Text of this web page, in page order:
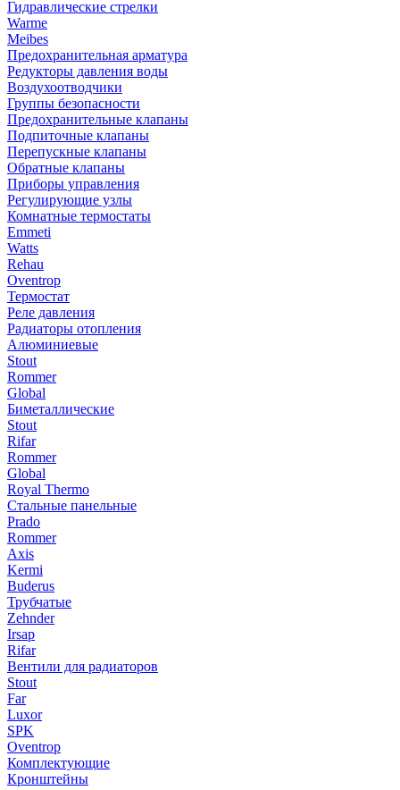
Гидравлические стрелки
Warme
Meibes
Предохранительная арматура
Редукторы давления воды
Воздухоотводчики
Группы безопасности
Предохранительные клапаны
Подпиточные клапаны
Перепускные клапаны
Обратные клапаны
Приборы управления
Регулирующие узлы
Комнатные термостаты
Emmeti
Watts
Rehau
Oventrop
Термостат
Реле давления
Радиаторы отопления
Алюминиевые
Stout
Rommer
Global
Биметаллические
Stout
Rifar
Rommer
Global
Royal Thermo
Стальные панельные
Prado
Rommer
Axis
Kermi
Buderus
Трубчатые
Zehnder
Irsap
Rifar
Вентили для радиаторов
Stout
Far
Luxor
SPK
Oventrop
Комплектующие
Кронштейны